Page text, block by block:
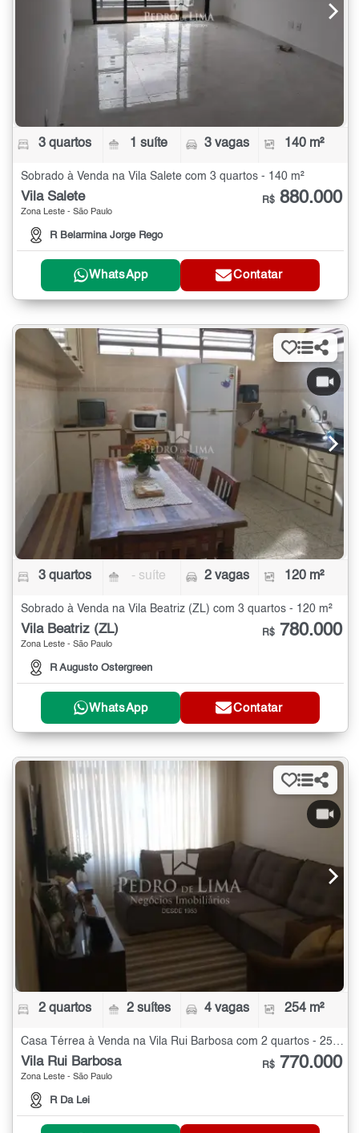
3 quartos 1 suíte 3 vagas 140 m²
Sobrado à Venda na Vila Salete com 3 quartos - 140 m²
Vila Salete
Zona Leste - São Paulo
R Belarmina Jorge Rego
R$ 880.000
WhatsApp Contatar
3 quartos - suíte 2 vagas 120 m²
Sobrado à Venda na Vila Beatriz (ZL) com 3 quartos - 120 m²
Vila Beatriz (ZL)
Zona Leste - São Paulo
R Augusto Ostergreen
R$ 780.000
WhatsApp Contatar
2 quartos 2 suítes 4 vagas 254 m²
Casa Térrea à Venda na Vila Rui Barbosa com 2 quartos - 254 m²
Vila Rui Barbosa
Zona Leste - São Paulo
R Da Lei
R$ 770.000